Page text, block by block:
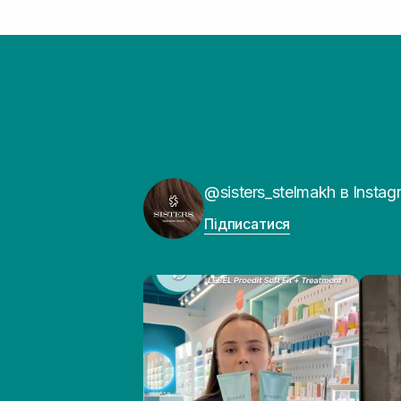
@sisters_stelmakh в
Підписатися